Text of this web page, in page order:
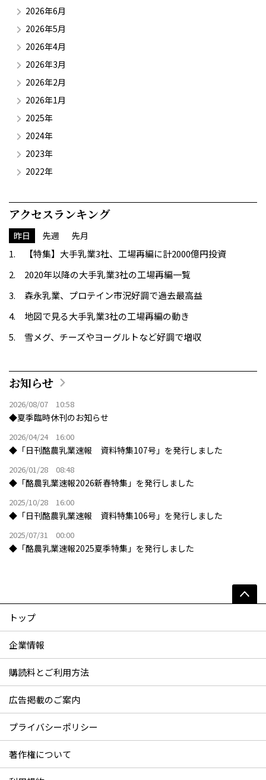
2026年6月
2026年5月
2026年4月
2026年3月
2026年2月
2026年1月
2025年
2024年
2023年
2022年
アクセスランキング
昨日 先週 先月
【特集】大手乳業3社、工場再編に計2000億円投資
2020年以降の大手乳業3社の工場再編一覧
森永乳業、プロテイン市況好調で過去最高益
地図で見る大手乳業3社の工場再編の動き
雪メグ、チーズやヨーグルトなど好調で増収
お知らせ
2026/08/07 10:58
◆夏季臨時休刊のお知らせ
2026/04/24 16:00
◆「日刊酪農乳業速報 資料特集107号」を発行しました
2026/01/28 08:48
◆「酪農乳業速報2026新春特集」を発行しました
2025/10/28 16:00
◆「日刊酪農乳業速報 資料特集106号」を発行しました
2025/07/31 00:00
◆「酪農乳業速報2025夏季特集」を発行しました
トップ
企業情報
購読料とご利用方法
広告掲載のご案内
プライバシーポリシー
著作権について